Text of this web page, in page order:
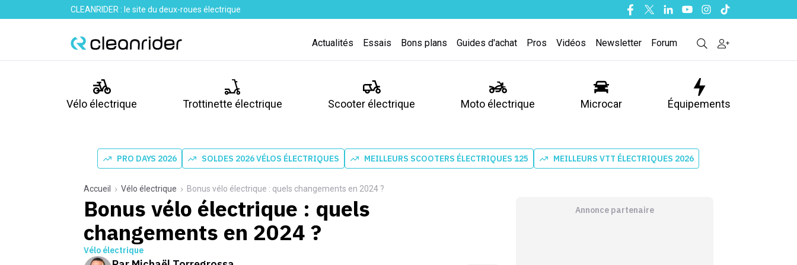
CLEANRIDER : le site du deux-roues électrique Facebook
TwitterLinkedinYoutubeInstagram
Tiktok
Actualités Essais Bons plans Guides d'achat Pros Vidéos Newsletter Forum
Vélo électrique Trottinette électrique Scooter électrique Moto électrique Microcar Équipements
PRO DAYS 2026 SOLDES 2026 VÉLOS ÉLECTRIQUES MEILLEURS SCOOTERS ÉLECTRIQUES 125 MEILLEURS VTT ÉLECTRIQUES 2026
Accueil Vélo électrique Bonus vélo électrique : quels changements en 2024 ?
Bonus vélo électrique : quels
changements en 2024 ?
Vélo électrique
Annonce partenaire